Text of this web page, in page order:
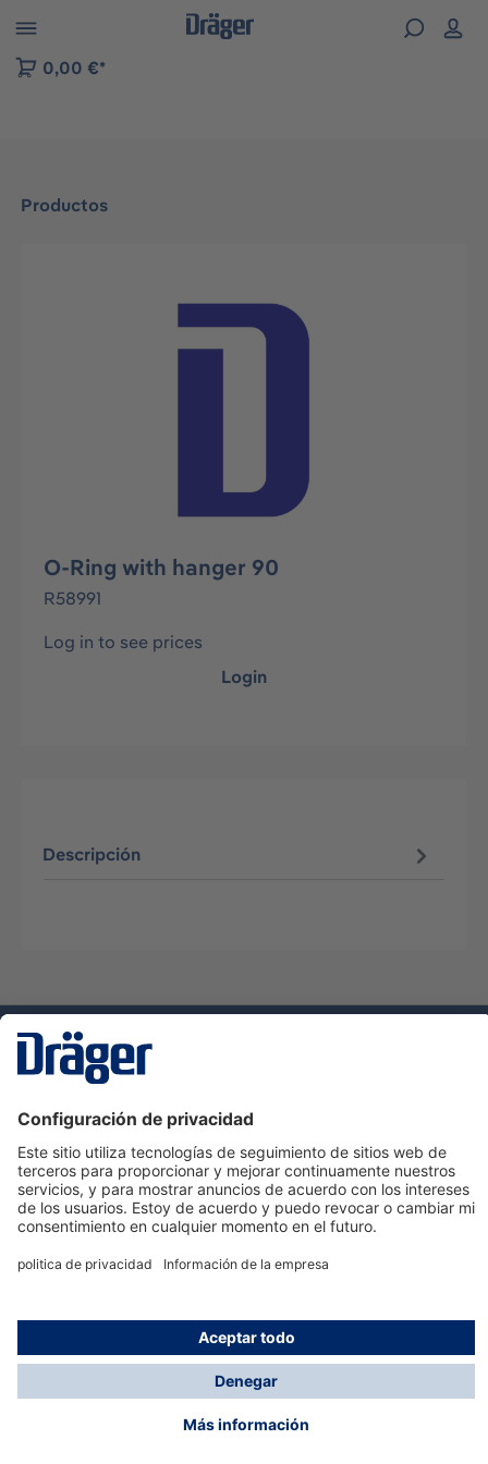
to B2B platform navigation
0,00 €*
Productos
Omitir galería de imágenes
O-Ring with hanger 90
R58991
Log in to see prices
Login
Descripción
Servicio de atención al cliente de Dräger
Ayuda
Información
© Dräger Hispania S.A.U., 2024
*Todos los precios no incluyen IVA y posibles gastos
de envío, salvo que indique lo contrario